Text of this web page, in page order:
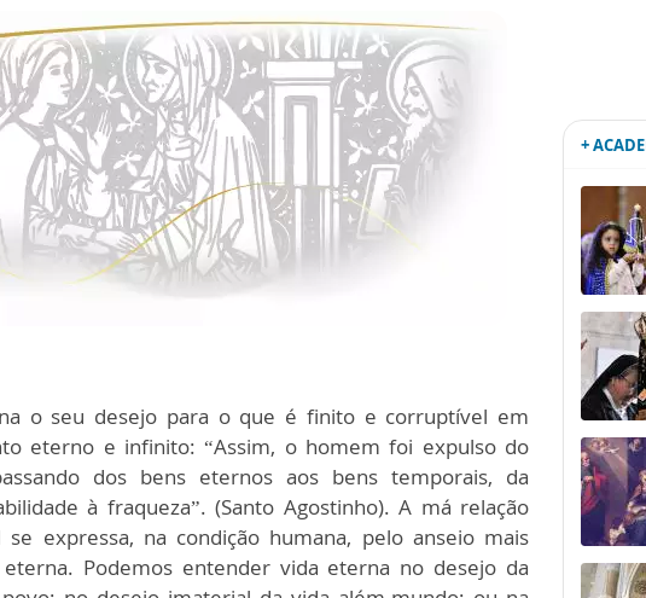
o seu desejo para o que é finito e corruptível em
eterno e infinito: “Assim, o homem foi expulso do
dos bens eternos aos bens temporais, da
à fraqueza”. (Santo Agostinho). A má relação
expressa, na condição humana, pelo anseio mais
Podemos entender vida eterna no desejo da
+